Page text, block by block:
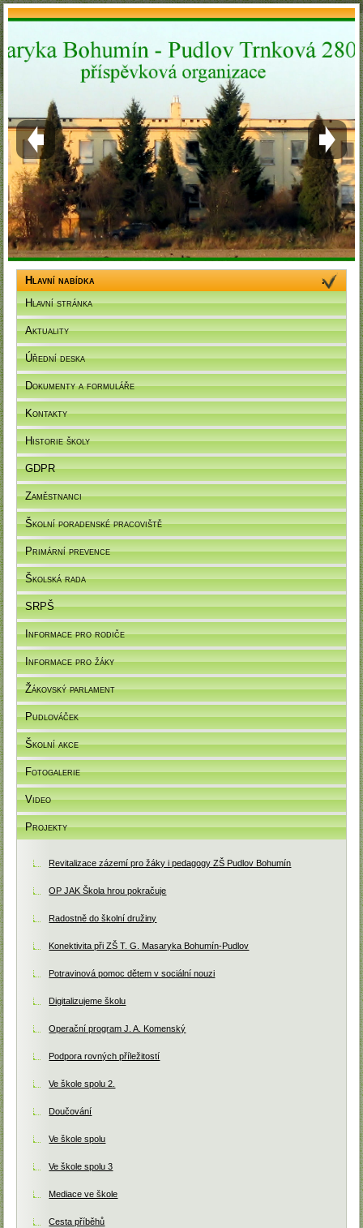
Hlavní nabídka
Hlavní stránka
Aktuality
Úřední deska
Dokumenty a formuláře
Kontakty
Historie školy
GDPR
Zaměstnanci
Školní poradenské pracoviště
Primární prevence
Školská rada
SRPŠ
Informace pro rodiče
Informace pro žáky
Žákovský parlament
Pudlováček
Školní akce
Fotogalerie
Video
Projekty
Revitalizace zázemí pro žáky i pedagogy ZŠ Pudlov Bohumín
OP JAK Škola hrou pokračuje
Radostně do školní družiny
Konektivita při ZŠ T. G. Masaryka Bohumín-Pudlov
Potravinová pomoc dětem v sociální nouzi
Digitalizujeme školu
Operační program J. A. Komenský
Podpora rovných příležitostí
Ve škole spolu 2.
Doučování
Ve škole spolu
Ve škole spolu 3
Mediace ve škole
Cesta příběhů